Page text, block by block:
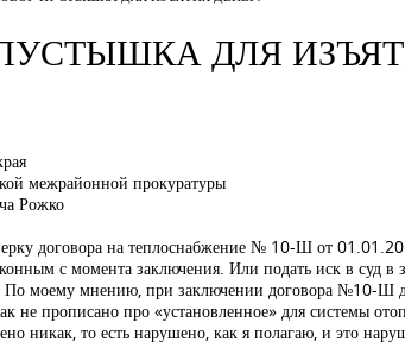
ДЛЯ
межрайонной прокуратуры
Рожко
договора на теплоснабжение № 10-Ш от
с момента заключения. Или подать иск в
По моему мнению, при заключении договора №10-Ш
не прописано про «установленное» для системы
никак, то есть нарушено, как я полагаю, и это